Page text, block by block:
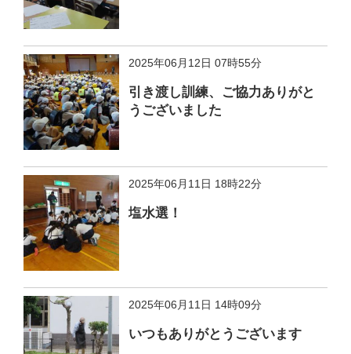
2025年06月12日 07時55分
引き渡し訓練、ご協力ありがと
うございました
2025年06月11日 18時22分
塩水選！
2025年06月11日 14時09分
いつもありがとうございます